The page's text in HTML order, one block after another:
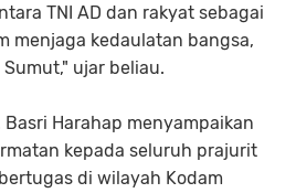
TNI AD dan rakyat sebagai
menjaga kedaulatan bangsa,
ujar beliau.
Harahap menyampaikan
kepada seluruh prajurit
di wilayah Kodam